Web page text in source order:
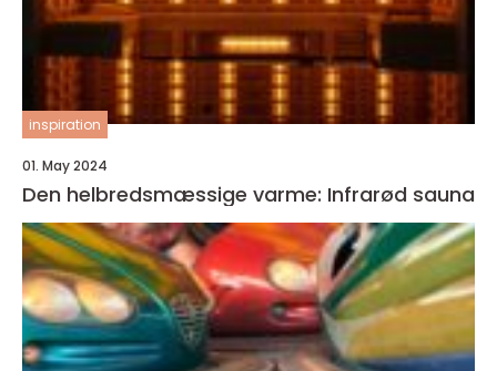
inspiration
01. May 2024
Den helbredsmæssige varme: Infrarød sauna